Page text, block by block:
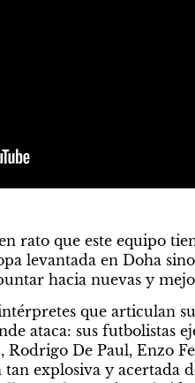
rato que este equipo
levantada en Doha
hacia nuevas y
que articulan
ataca: sus futbolistas
Rodrigo De Paul, Enzo
explosiva y acertada